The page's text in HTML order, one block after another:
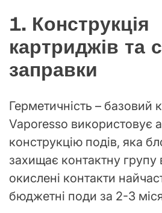
1. Конструкція
картриджів та
заправки
Герметичність – базовий
Vaporesso використовує
конструкцію подів, яка
захищає контактну групу
окислені контакти
бюджетні поди за 2-3